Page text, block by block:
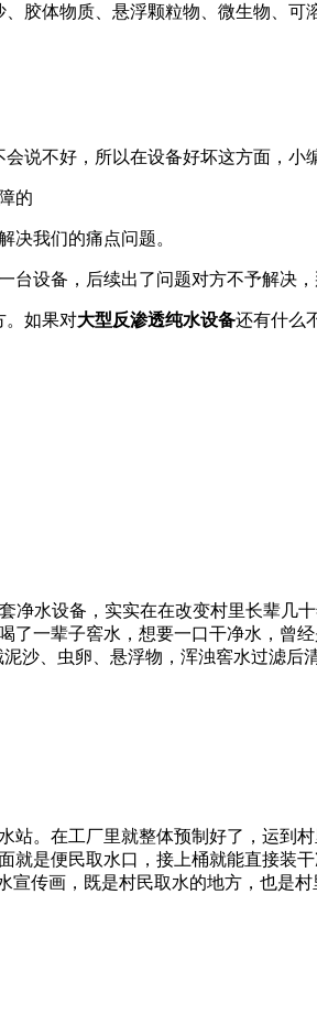
胶体物质、悬浮颗粒物、微生物、
说不好，所以在设备好坏这方面，小
的
决我们的痛点问题。
设备，后续出了问题对方不予解决
。如果对大型反渗透纯水设备还有什么
净水设备，实实在在改变村里长辈几
一辈子窖水，想要一口干净水，曾
沙、虫卵、悬浮物，浑浊窖水过滤
。在工厂里就整体预制好了，运到
是便民取水口，接上桶就能直接装
传画，既是村民取水的地方，也是